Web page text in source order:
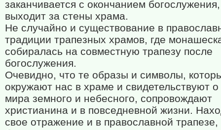
заканчивается с окончанием
выходит за стены храма.
Не случайно и существование в
традиции трапезных храмов, где
собиралась на совместную трапезу после
богослужения.
Очевидно, что те образы и символы,
окружают нас в храме и свидетельствуют о
мира земного и небесного, сопровождают
христианина и в повседневной жизни.
свое отражение и в православной трапезе,